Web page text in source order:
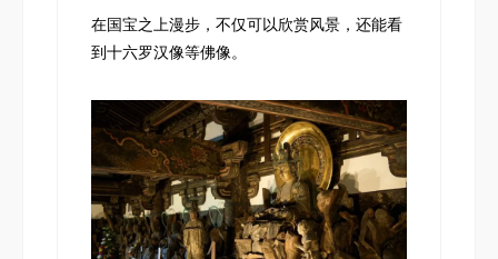
在国宝之上漫步，不仅可以欣赏风景，还能看
到十六罗汉像等佛像。